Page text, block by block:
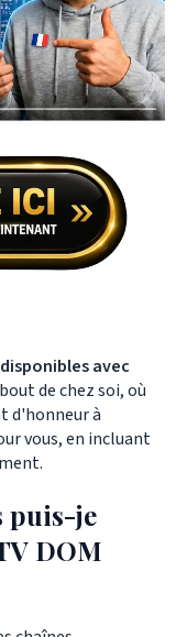
avec
de chez soi, où
d'honneur à
vous, en incluant
puis-je
DOM